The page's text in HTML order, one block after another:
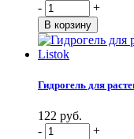
-
+
Гидрогель для
122 руб.
-
+